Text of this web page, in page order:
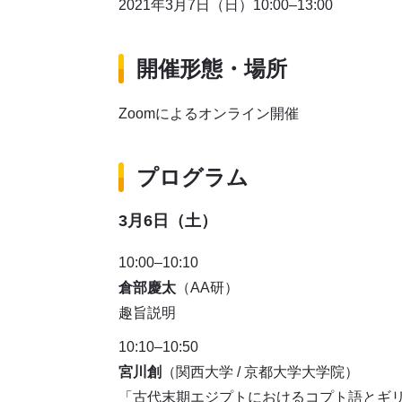
2021年3月7日（日）10:00–13:00
開催形態・場所
Zoomによるオンライン開催
プログラム
3月6日（土）
10:00–10:10
倉部慶太 （AA研）
趣旨説明
10:10–10:50
宮川創
（関西大学 / 京都大学大学院）
「古代末期エジプトにおけるコプト語とギ